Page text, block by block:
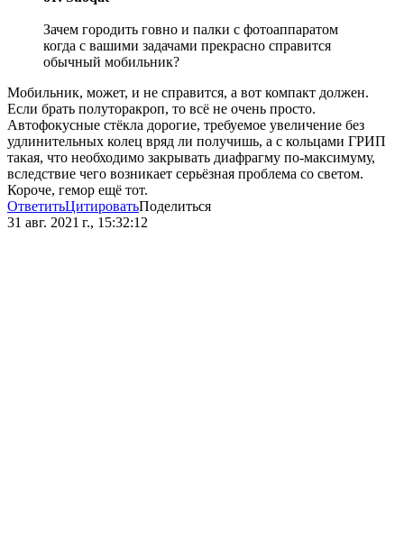
Зачем городить говно и палки с фотоаппаратом
когда с вашими задачами прекрасно справится
обычный мобильник?
Мобильник, может, и не справится, а вот компакт должен.
Если брать полуторакроп, то всё не очень просто.
Автофокусные стёкла дорогие, требуемое увеличение без
удлинительных колец вряд ли получишь, а с кольцами ГРИП
такая, что необходимо закрывать диафрагму по-максимуму,
вследствие чего возникает серьёзная проблема со светом.
Короче, гемор ещё тот.
ОтветитьЦитироватьПоделиться
31 авг. 2021 г., 15:32:12